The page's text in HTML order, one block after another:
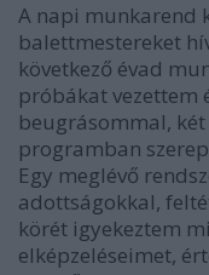
A napi munkarend
balettmestereket
következő évad
próbákat vezettem
beugrásommal,
programban
Egy meglévő
adottságokkal,
körét igyekeztem
elképzeléseimet,